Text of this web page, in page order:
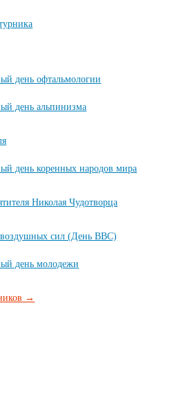
день офтальмологии
день альпинизма
день коренных народов мира
Николая Чудотворца
сил (День ВВС)
день молодежи
→